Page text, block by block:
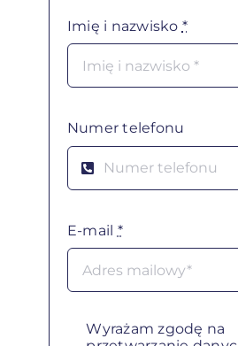
Imię i nazwisko *
Numer telefonu
E-mail *
Wyrażam zgodę na